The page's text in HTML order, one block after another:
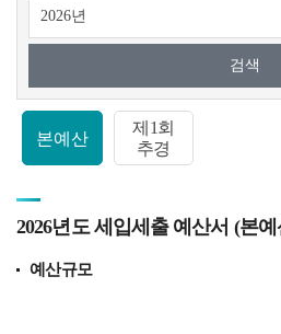
본예산
제1회
추경
2026년도 세입세출 예산서 (본예
예산규모